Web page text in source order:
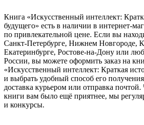
Книга «Искусственный интеллект:
будущего» есть в наличии в интернет-
по привлекательной цене. Если вы
Санкт-Петербурге, Нижнем Новгороде,
Екатеринбурге, Ростове-на-Дону или
России, вы можете оформить заказ на
«Искусственный интеллект: Краткая
и выбрать удобный способ его
доставка курьером или отправка
книги вам было ещё приятнее, мы
и конкурсы.